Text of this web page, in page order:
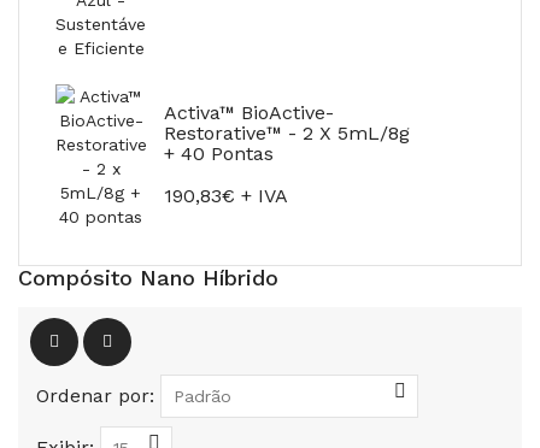
Activa™ BioActive-
Restorative™ - 2 X 5mL/8g
+ 40 Pontas
190,83€ + IVA
Compósito Nano Híbrido
Ordenar por: